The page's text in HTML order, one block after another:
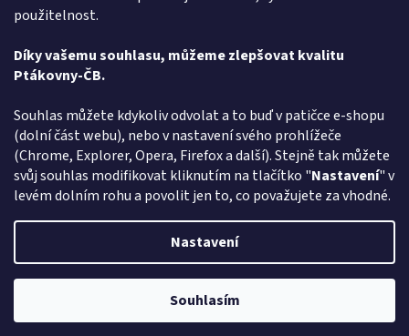
použitelnost.
Díky vašemu souhlasu, můžeme zlepšovat kvalitu
Ptákovny-ČB.
Souhlas můžete kdykoliv odvolat a to buď v patičce e-shopu
(dolní část webu), nebo v nastavení svého prohlížeče
(Chrome, Explorer, Opera, Firefox a další). Stejně tak můžete
svůj souhlas modifikovat kliknutím na tlačítko "Nastavení" v
levém dolním rohu a povolit jen to, co považujete za vhodné.
Nastavení
Souhlasím
31.7.2026
Způsob ověřování recenzí
Copyright 2026Ptákoviny-CB. Všechna práva vyhrazena.Upravit
nastavení cookies